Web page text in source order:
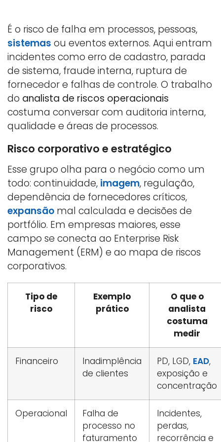
É o risco de falha em processos, pessoas,
sistemas ou eventos externos. Aqui entram
incidentes como erro de cadastro, parada
de sistema, fraude interna, ruptura de
fornecedor e falhas de controle. O trabalho
do analista de riscos operacionais
costuma conversar com auditoria interna,
qualidade e áreas de processos.
Risco corporativo e estratégico
Esse grupo olha para o negócio como um
todo: continuidade, imagem, regulação,
dependência de fornecedores críticos,
expansão mal calculada e decisões de
portfólio. Em empresas maiores, esse
campo se conecta ao Enterprise Risk
Management (ERM) e ao mapa de riscos
corporativos.
Tipo de
risco
Exemplo
prático
O que o
analista
costuma
medir
Financeiro
Inadimplência
de clientes
PD, LGD, EAD,
exposição e
concentração
Operacional
Falha de
processo no
faturamento
Incidentes,
perdas,
recorrência e